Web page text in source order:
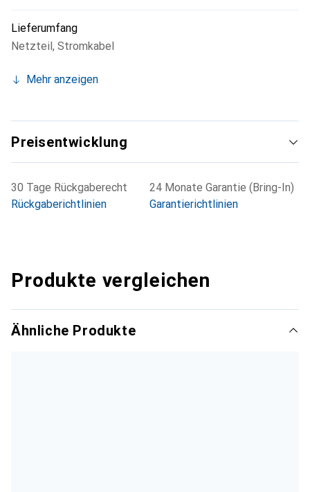
Lieferumfang
Netzteil, Stromkabel
Mehr anzeigen
Preisentwicklung
30 Tage Rückgaberecht
Rückgaberichtlinien
24 Monate Garantie (Bring-In)
Garantierichtlinien
Produkte vergleichen
Ähnliche Produkte